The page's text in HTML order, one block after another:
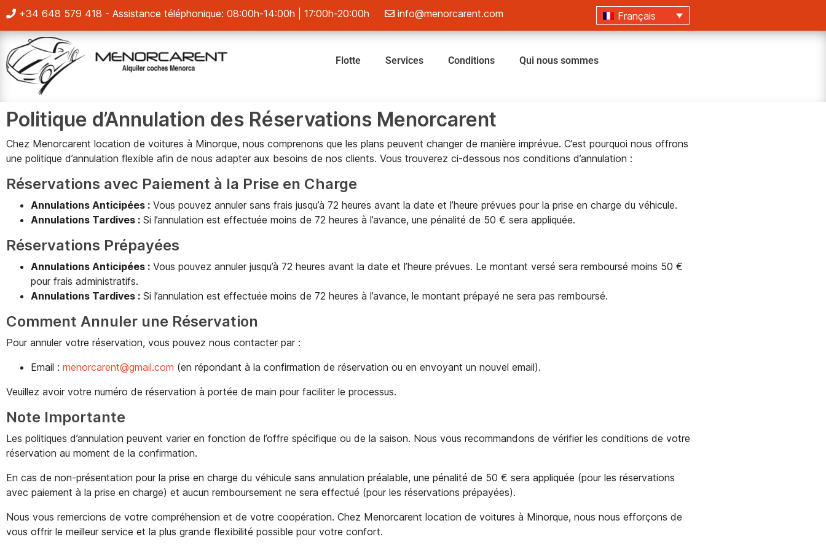
+34 648 579 418 - Assistance téléphonique: 08:00h-14:00h | 17:00h-20:00h info@menorcarent.com Français
Flotte Services Conditions Qui nous sommes
Politique d’Annulation des Réservations Menorcarent
Chez Menorcarent location de voitures à Minorque, nous comprenons que les plans peuvent changer de manière imprévue. C’est pourquoi nous offrons
une politique d’annulation flexible afin de nous adapter aux besoins de nos clients. Vous trouverez ci-dessous nos conditions d’annulation :
Réservations avec Paiement à la Prise en Charge
Annulations Anticipées : Vous pouvez annuler sans frais jusqu’à 72 heures avant la date et l’heure prévues pour la prise en charge du véhicule.
Annulations Tardives : Si l’annulation est effectuée moins de 72 heures à l’avance, une pénalité de 50 € sera appliquée.
Réservations Prépayées
Annulations Anticipées : Vous pouvez annuler jusqu’à 72 heures avant la date et l’heure prévues. Le montant versé sera remboursé moins 50 €
pour frais administratifs.
Annulations Tardives : Si l’annulation est effectuée moins de 72 heures à l’avance, le montant prépayé ne sera pas remboursé.
Comment Annuler une Réservation
Pour annuler votre réservation, vous pouvez nous contacter par :
Email : menorcarent@gmail.com (en répondant à la confirmation de réservation ou en envoyant un nouvel email).
Veuillez avoir votre numéro de réservation à portée de main pour faciliter le processus.
Note Importante
Les politiques d’annulation peuvent varier en fonction de l’offre spécifique ou de la saison. Nous vous recommandons de vérifier les conditions de votre
réservation au moment de la confirmation.
En cas de non-présentation pour la prise en charge du véhicule sans annulation préalable, une pénalité de 50 € sera appliquée (pour les réservations
avec paiement à la prise en charge) et aucun remboursement ne sera effectué (pour les réservations prépayées).
Nous vous remercions de votre compréhension et de votre coopération. Chez Menorcarent location de voitures à Minorque, nous nous efforçons de
vous offrir le meilleur service et la plus grande flexibilité possible pour votre confort.